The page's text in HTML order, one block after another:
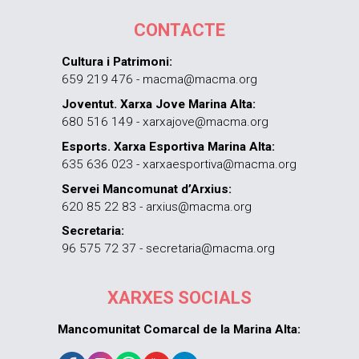
CONTACTE
Cultura i Patrimoni:
659 219 476 - macma@macma.org
Joventut. Xarxa Jove Marina Alta:
680 516 149 - xarxajove@macma.org
Esports. Xarxa Esportiva Marina Alta:
635 636 023 - xarxaesportiva@macma.org
Servei Mancomunat d’Arxius:
620 85 22 83 - arxius@macma.org
Secretaria:
96 575 72 37 - secretaria@macma.org
XARXES SOCIALS
Mancomunitat Comarcal de la Marina Alta: